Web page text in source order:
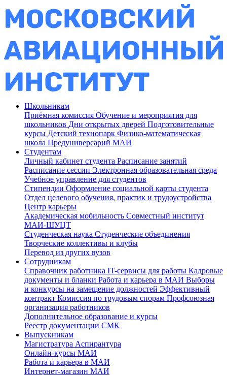
Школьникам
Приёмная комиссия Обучение и мероприятия для
школьников Дни открытых дверей Подготовительные
курсы Детский технопарк Физико-математическая
школа Предуниверсарий МАИ
Студентам
Личный кабинет студента Расписание занятий
Расписание сессии Электронная образовательная среда
Учебное управление для студентов
Стипендии Оформление социальной карты студента
Отдел целевого обучения, практик и трудоустройства
Центр карьеры
Академическая мобильность Совместный институт
МАИ-ШУЦТ
Студенческая наука Студенческие объединения
Творческие коллективы и клубы
Перевод из других вузов
Сотрудникам
Cправочник работника IT-сервисы для работы Кадровые
документы и бланки Работа и карьера в МАИ Выборы
и конкурсы на замещение должностей Эффективный
контракт Комиссия по трудовым спорам Профсоюзная
организация работников
Дополнительное образование и курсы
Реестр документации СМК
Выпускникам
Магистратура Аспирантура
Онлайн-курсы МАИ
Работа и карьера в МАИ
Интернет-магазин МАИ